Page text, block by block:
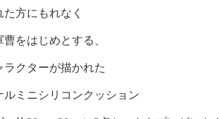
方にもれなく
をはじめとする、
ラクターが描かれた
ルミニシリコンクッション